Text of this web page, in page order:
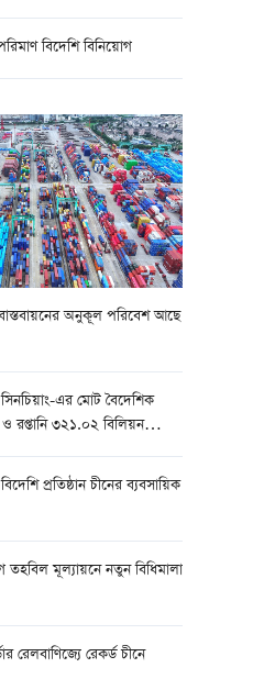
বিদেশি বিনিয়োগ
অনুকূল পরিবেশ আছে
এর মোট বৈদেশিক
রপ্তানি ৩২১.০২ বিলিয়ন
প্রতিষ্ঠান চীনের ব্যবসায়িক
তহবিল মূল্যায়নে নতুন বিধিমালা
রেলবাণিজ্যে রেকর্ড চীনে